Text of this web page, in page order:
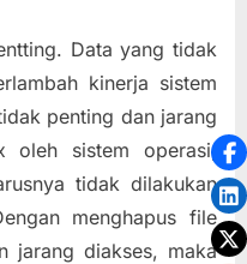
Data yang tidak
kinerja sistem
penting dan jarang
oleh sistem operasi,
tidak dilakukan
menghapus file
jarang diakses, maka